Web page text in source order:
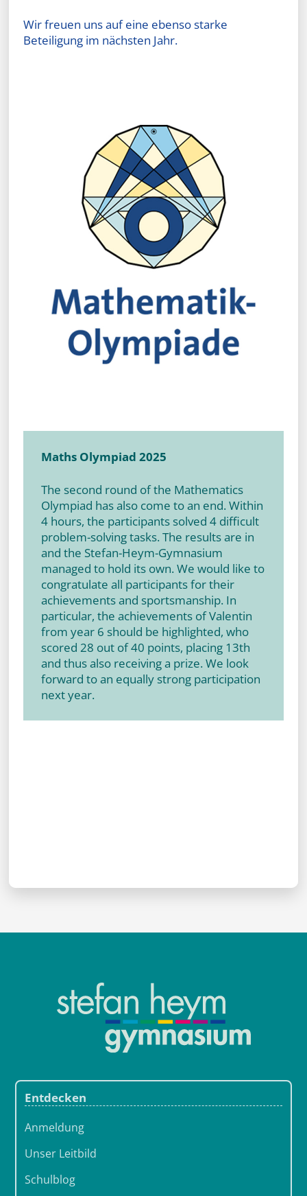
Wir freuen uns auf eine ebenso starke
Beteiligung im nächsten Jahr.
Maths Olympiad 2025
The second round of the Mathematics
Olympiad has also come to an end. Within
4 hours, the participants solved 4 difficult
problem-solving tasks. The results are in
and the Stefan-Heym-Gymnasium
managed to hold its own. We would like to
congratulate all participants for their
achievements and sportsmanship. In
particular, the achievements of Valentin
from year 6 should be highlighted, who
scored 28 out of 40 points, placing 13th
and thus also receiving a prize. We look
forward to an equally strong participation
next year.
Entdecken
Anmeldung
Unser Leitbild
Schulblog